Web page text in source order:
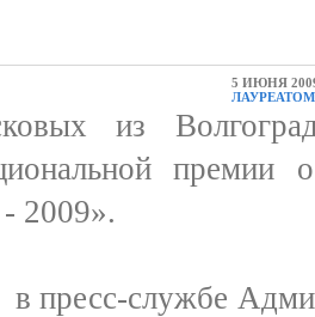
5 ИЮНЯ
из
премии
2009».
пресс-службе